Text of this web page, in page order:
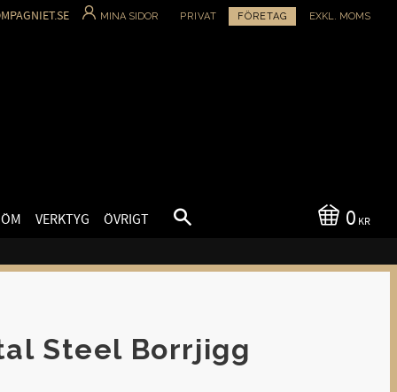
MINA SIDOR PRIVAT FÖRETAG EXKL. MOMS
0 KR
VERKTYG ÖVRIGT
Steel Borrjigg